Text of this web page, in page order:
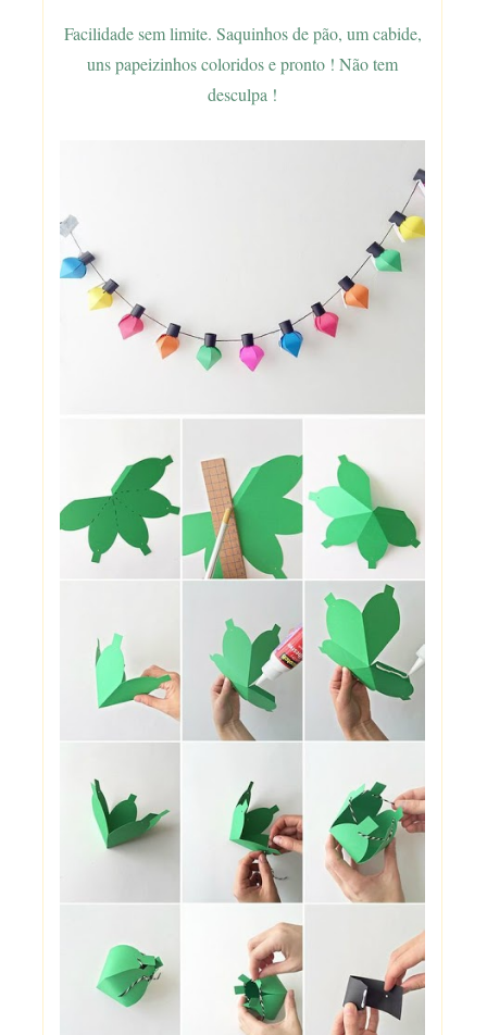
Facilidade sem limite. Saquinhos de pão, um cabide,
uns papeizinhos coloridos e pronto ! Não tem
desculpa !